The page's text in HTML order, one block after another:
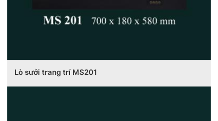
Lò sưởi trang trí MS201